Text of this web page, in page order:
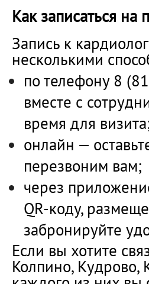
Как записаться на
Запись к
несколькими
по телефону 8
вместе с
время для
онлайн —
перезвоним вам;
через
QR-коду,
забронируйте
Если вы хотите
Колпино, Кудрово,